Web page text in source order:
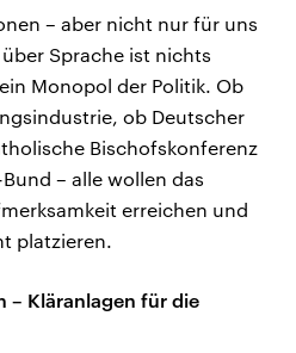
– aber nicht nur für uns
Sprache ist nichts
Monopol der Politik. Ob
ob Deutscher
Bischofskonferenz
– alle wollen das
erreichen und
platzieren.
– Kläranlagen für die